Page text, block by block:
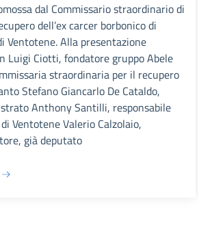
dal Commissario straordinario di
dell’ex carcer borbonico di
Ventotene. Alla presentazione
Luigi Ciotti, fondatore gruppo Abele
straordinaria per il recupero
Stefano Giancarlo De Cataldo,
Anthony Santilli, responsabile
Ventotene Valerio Calzolaio,
già deputato